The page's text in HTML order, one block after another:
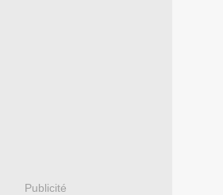
Publicité